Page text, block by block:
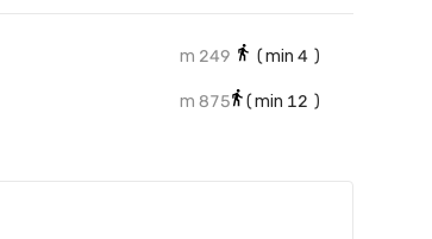
(
4
249 m
(
12
875 m